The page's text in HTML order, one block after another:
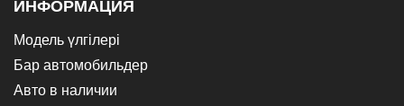
ИНФОРМАЦИЯ
Модель үлгілері
Бар автомобильдер
Авто в наличии